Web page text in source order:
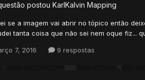
postou KarlKalvin Mapping
se a imagem vai abrir no tópico então
tanta coisa que não sei nem oque fiz...
7, 2016 9 respostas